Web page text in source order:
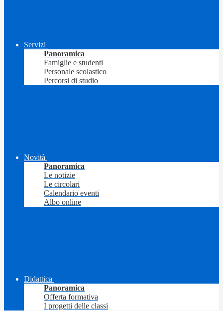
Servizi
Panoramica
Famiglie e studenti
Personale scolastico
Percorsi di studio
Novità
Panoramica
Le notizie
Le circolari
Calendario eventi
Albo online
Didattica
Panoramica
Offerta formativa
I progetti delle classi